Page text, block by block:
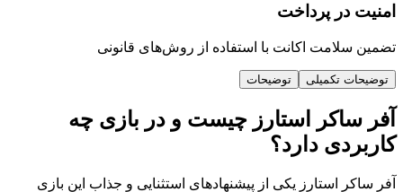
امنیت در پرداخت
تضمین سلامت اکانت با استفاده از روش‌های قانونی
توضیحات تکمیلی توضیحات
آفر ساکر استارز چیست و در بازی چه
کاربردی دارد؟
آفر ساکر استارز یکی از پیشنهادهای استثنایی و جذاب این بازی